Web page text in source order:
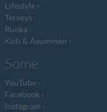
Lifestyle
Terveys
Ruoka
Koti & Asuminen
Some
YouTube
Facebook
Instagram